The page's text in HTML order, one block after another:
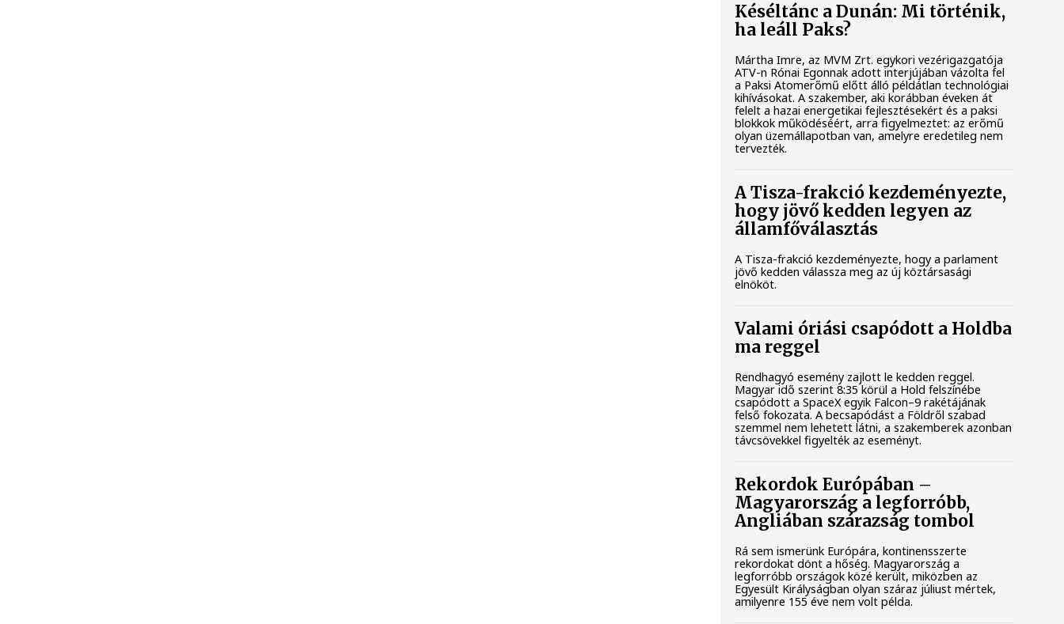
Késéltánc a Dunán: Mi történik,
ha leáll Paks?
Mártha Imre, az MVM Zrt. egykori vezérigazgatója
ATV-n Rónai Egonnak adott interjújában vázolta fel
a Paksi Atomerőmű előtt álló példátlan technológiai
kihívásokat. A szakember, aki korábban éveken át
felelt a hazai energetikai fejlesztésekért és a paksi
blokkok működéséért, arra figyelmeztet: az erőmű
olyan üzemállapotban van, amelyre eredetileg nem
tervezték.
A Tisza-frakció kezdeményezte,
hogy jövő kedden legyen az
államfőválasztás
A Tisza-frakció kezdeményezte, hogy a parlament
jövő kedden válassza meg az új köztársasági
elnököt.
Valami óriási csapódott a Holdba
ma reggel
Rendhagyó esemény zajlott le kedden reggel.
Magyar idő szerint 8:35 körül a Hold felszínébe
csapódott a SpaceX egyik Falcon–9 rakétájának
felső fokozata. A becsapódást a Földről szabad
szemmel nem lehetett látni, a szakemberek azonban
távcsövekkel figyelték az eseményt.
Rekordok Európában –
Magyarország a legforróbb,
Angliában szárazság tombol
Rá sem ismerünk Európára, kontinensszerte
rekordokat dönt a hőség. Magyarország a
legforróbb országok közé került, miközben az
Egyesült Királyságban olyan száraz júliust mértek,
amilyenre 155 éve nem volt példa.